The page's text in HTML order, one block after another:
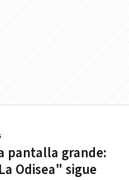
pantalla grande:
Odisea" sigue